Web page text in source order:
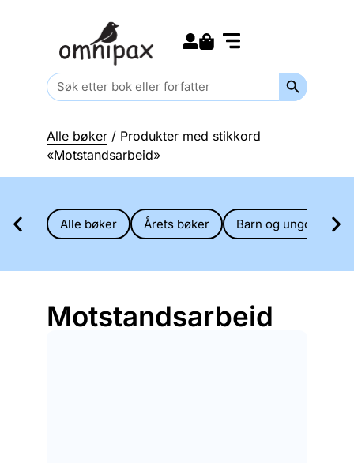
Search
for:
Search
Alle bøker / Produkter med stikkord
«Motstandsarbeid»
Alle bøker Årets bøker Barn og ungdom
Motstandsarbeid